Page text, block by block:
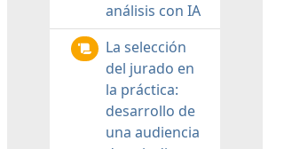
análisis con IA
La selección
del jurado en
la práctica:
desarrollo de
una audiencia